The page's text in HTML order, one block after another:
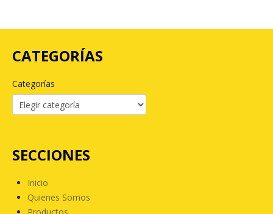
CATEGORÍAS
Categorías
SECCIONES
Inicio
Quienes Somos